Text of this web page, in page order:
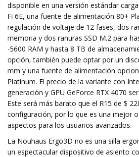
disponible en una versión estándar
Fi 6E, una fuente de alimentación 80+
regulación de voltaje de 12 fases, dos
memoria y dos ranuras SSD M.2 para
-5600 RAM y hasta 8 TB de
opción, también puede optar por un
mm y una fuente de alimentación
Platinum. El precio de la variante con
generación y GPU GeForce RTX 4070
Este será más barato que el R15 de $
configuración, por lo que es una mejor
aspectos para los usuarios avanzados.
La Nouhaus Ergo3D no es una silla
un espectacular dispositivo de asiento